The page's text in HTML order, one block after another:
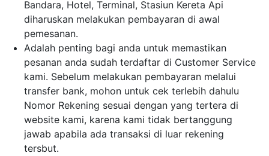
Bandara, Hotel, Terminal, Stasiun Kereta Api
diharuskan melakukan pembayaran di awal
pemesanan.
Adalah penting bagi anda untuk memastikan
pesanan anda sudah terdaftar di Customer Service
kami. Sebelum melakukan pembayaran melalui
transfer bank, mohon untuk cek terlebih dahulu
Nomor Rekening sesuai dengan yang tertera di
website kami, karena kami tidak bertanggung
jawab apabila ada transaksi di luar rekening
tersbut.